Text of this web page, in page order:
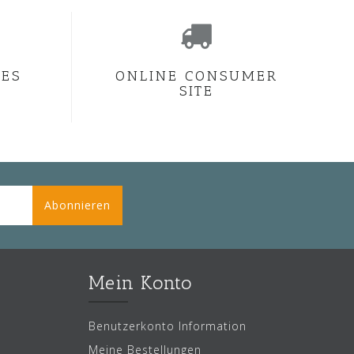
ONLINE CONSUMER
SITE
Abonnieren
Mein Konto
Benutzerkonto Information
Meine Bestellungen